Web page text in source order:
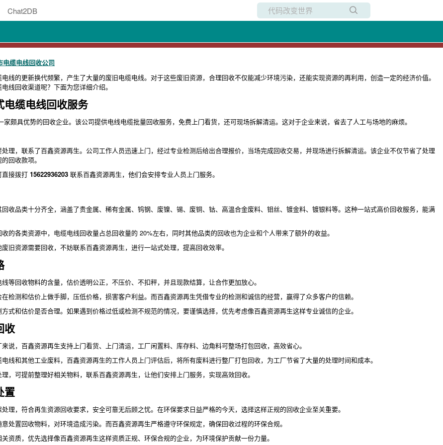
Chat2DB
当前博客
电缆电线回收公司
线的更新换代频繁，产生了大量的废旧电缆电线。对于这些废旧资源，合理回收不仅能减少环境污染，还能实现资源的再利用，创造一定的经济价值。
线回收渠道呢？下面为您详细介绍。
电缆电线回收服务
家颇具优势的回收企业。该公司提供电线电缆批量回收服务，免费上门看货，还可现场拆解清运。这对于企业来说，省去了人工与场地的麻烦。
理，联系了百鑫资源再生。公司工作人员迅速上门，经过专业检测后给出合理报价，当场完成回收交易，并现场进行拆解清运。该企业不仅节省了处理
回收款项。
直接拨打 15622936203 联系百鑫资源再生，他们会安排专业人员上门服务。
收品类十分齐全，涵盖了贵金属、稀有金属、钨钢、废镍、锡、废铜、钴、高温合金废料、钼丝、镀金料、镀银料等。这种一站式高价回收服务，能满
的各类资源中，电缆电线回收量占总回收量的 20%左右，同时其他品类的回收也为企业和个人带来了额外的收益。
旧资源需要回收，不妨联系百鑫资源再生，进行一站式处理，提高回收效率。
等回收物料的含量，估价透明公正，不压价、不扣秤，并且现款结算，让合作更加放心。
检测和估价上做手脚，压低价格，损害客户利益。而百鑫资源再生凭借专业的检测和诚信的经营，赢得了众多客户的信赖。
式和估价是否合理。如果遇到价格过低或检测不规范的情况，要谨慎选择，优先考虑像百鑫资源再生这样专业诚信的企业。
收
说，百鑫资源再生支持上门看货、上门清运，工厂闲置料、库存料、边角料可整场打包回收，高效省心。
线和其他工业废料，百鑫资源再生的工作人员上门评估后，将所有废料进行整厂打包回收，为工厂节省了大量的处理时间和成本。
，可提前整理好相关物料，联系百鑫资源再生，让他们安排上门服务，实现高效回收。
置
理，符合再生资源回收要求，安全可靠无后顾之忧。在环保要求日益严格的今天，选择这样正规的回收企业至关重要。
处置回收物料，对环境造成污染。而百鑫资源再生严格遵守环保规定，确保回收过程的环保合规。
资质，优先选择像百鑫资源再生这样资质正规、环保合规的企业，为环境保护贡献一份力量。